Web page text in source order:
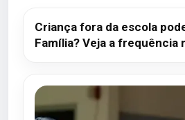
Criança fora da escola
Família? Veja a frequência